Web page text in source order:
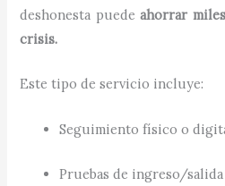
deshonesta puedeahorrar
crisis.
Este tipo de servicio incluye:
Seguimiento físico o
Pruebas de ingreso/